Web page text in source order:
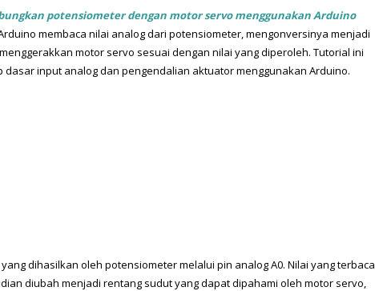
potensiometer dengan motor servo menggunakan Arduino
membaca nilai analog dari potensiometer, mengonversinya menjadi
motor servo sesuai dengan nilai yang diperoleh. Tutorial ini
input analog dan pengendalian aktuator menggunakan Arduino.
dihasilkan oleh potensiometer melalui pin analog A0. Nilai yang terbaca
diubah menjadi rentang sudut yang dapat dipahami oleh motor servo,